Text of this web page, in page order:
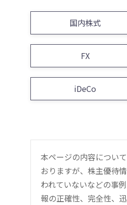
国内株式
FX
iDeCo
本ページの内容につい
おりますが、株主優待
われていないなどの事
報の正確性、完全性、